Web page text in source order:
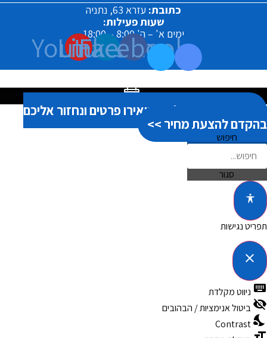
כתובת: עזרא 63, נתניה
שעות פעילות:
ימים א' – ה' 8:00 – 18:00
Facebook
Linkedin
Youtube
אנחנו כאן בשבילך! השאירו פרטים ונחזור אליכם
בהקדם להצעת מחיר >>
חיפוש
סגור
תפריט נגישות
close פתיחה וסגירה של תפריט הנגישות
keyboard ניווט מקלדת
visibility_offביטול אנימציות / הבהובים
nights_stay
Contrast